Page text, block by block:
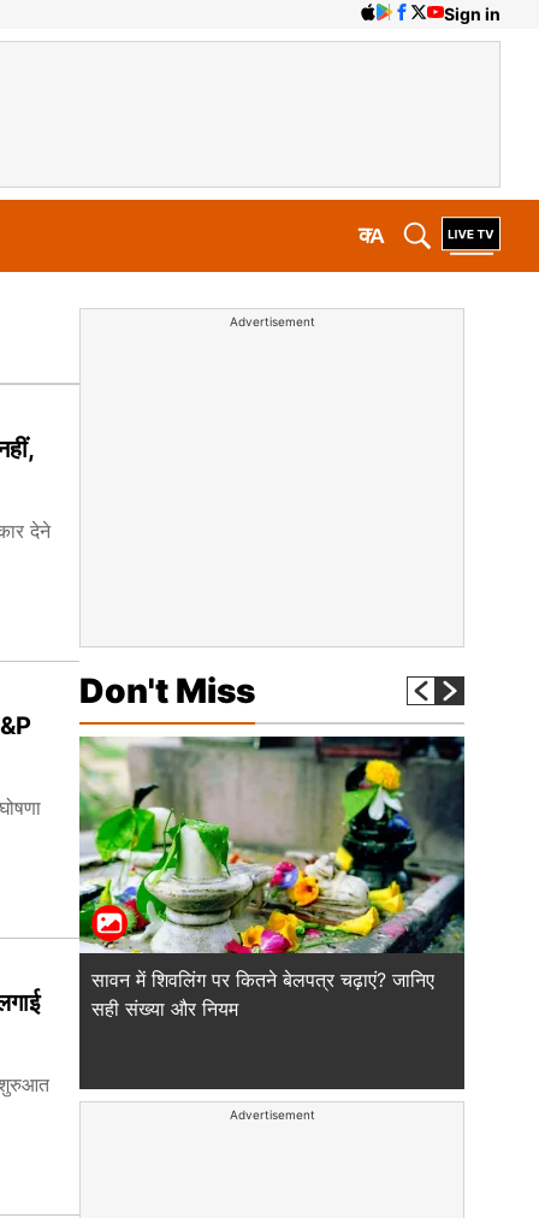
Sign in
A
क
देने
शुरुआत
Advertisement
Don't Miss
सावन में शिवलिंग पर कितने बेलपत्र चढ़ाएं? जानिए
सही संख्या और नियम
Advertisement